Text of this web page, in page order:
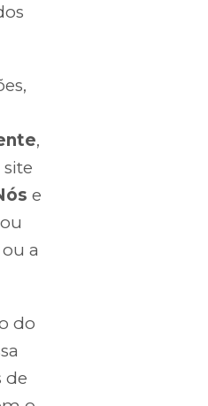
,
site
e
a
do
de